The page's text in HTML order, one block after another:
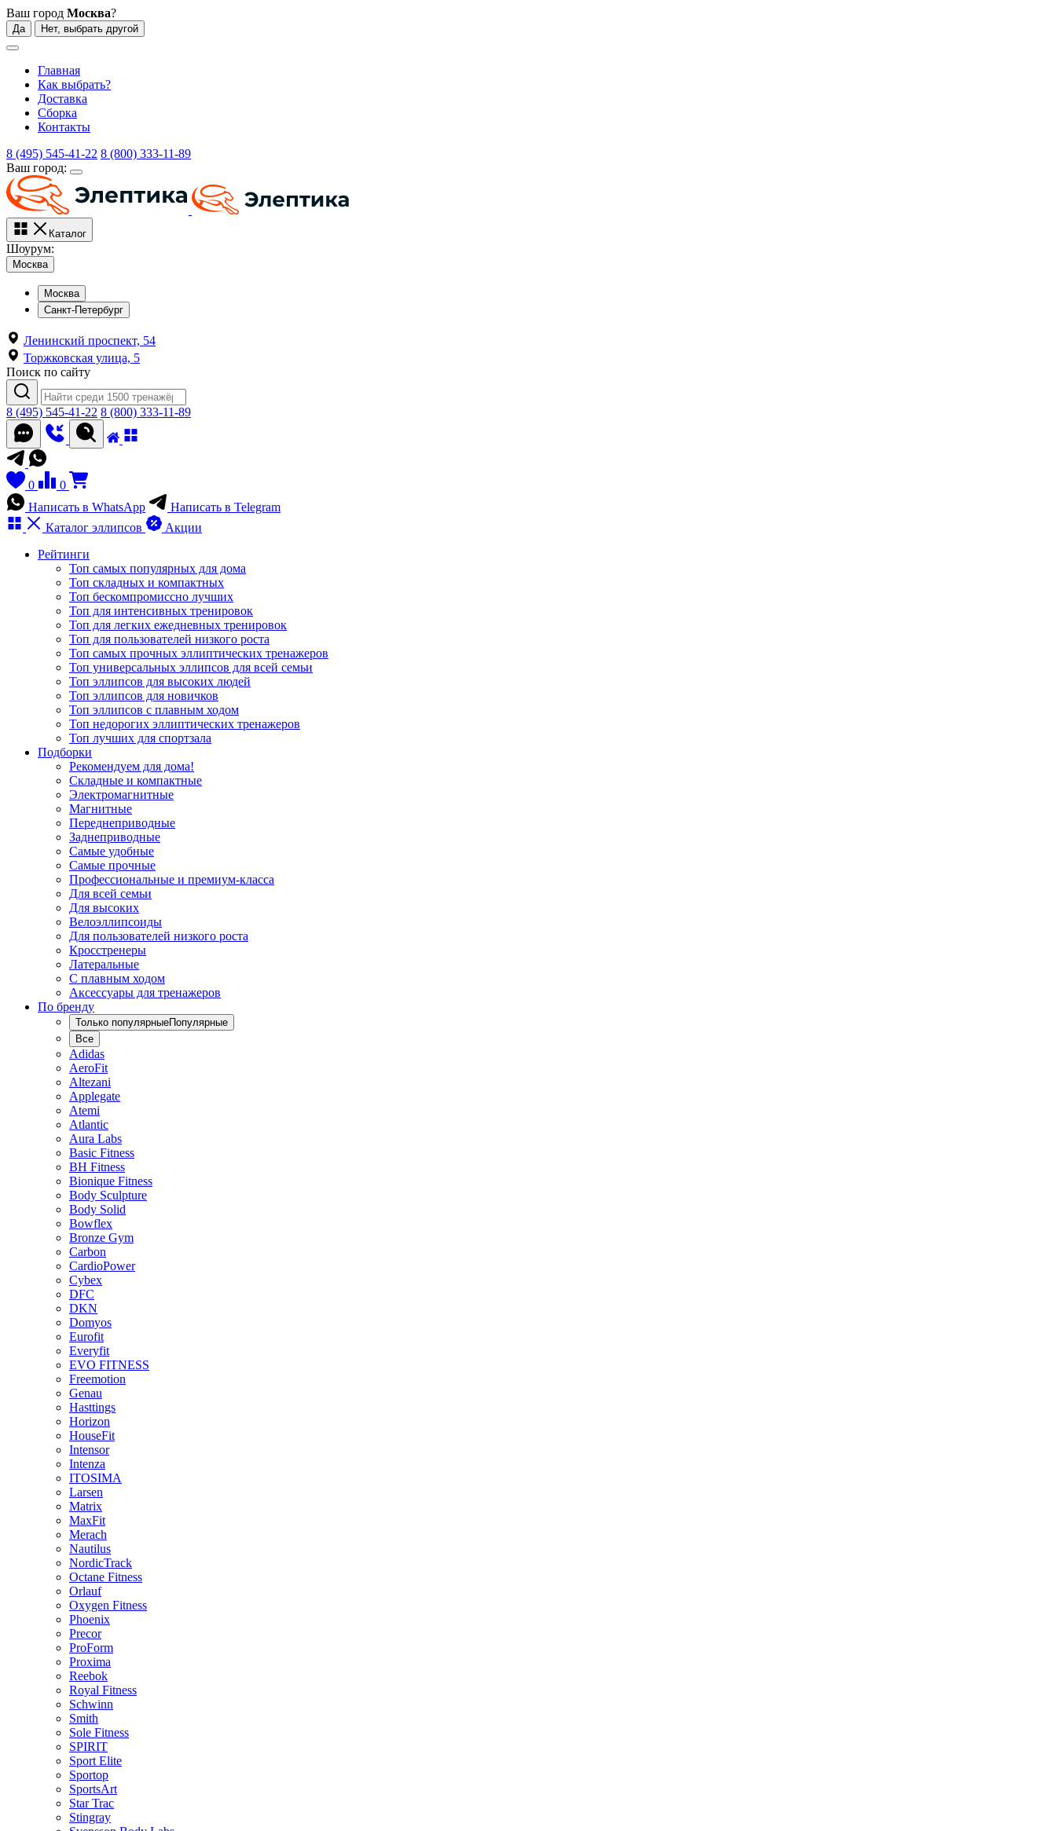
Ваш город Москва?
Да Нет, выбрать другой
Главная
Как выбрать?
Доставка
Сборка
Контакты
8 (495) 545-41-22 8 (800) 333-11-89
Ваш город:
Каталог
Шоурум:
Москва
Москва
Санкт-Петербург
Ленинский проспект, 54
Торжковская улица, 5
Поиск по сайту
8 (495) 545-41-22 8 (800) 333-11-89
0
0
Написать в WhatsApp
Написать в Telegram
Каталог эллипсов
Акции
Рейтинги
Топ самых популярных для дома
Топ складных и компактных
Топ бескомпромиссно лучших
Топ для интенсивных тренировок
Топ для легких ежедневных тренировок
Топ для пользователей низкого роста
Топ самых прочных эллиптических тренажеров
Топ универсальных эллипсов для всей семьи
Топ эллипсов для высоких людей
Топ эллипсов для новичков
Топ эллипсов с плавным ходом
Топ недорогих эллиптических тренажеров
Топ лучших для спортзала
Подборки
Рекомендуем для дома!
Складные и компактные
Электромагнитные
Магнитные
Переднеприводные
Заднеприводные
Самые удобные
Самые прочные
Профессиональные и премиум-класса
Для всей семьи
Для высоких
Велоэллипсоиды
Для пользователей низкого роста
Кросстренеры
Латеральные
С плавным ходом
Аксессуары для тренажеров
По бренду
Только популярныеПопулярные
Все
Adidas
AeroFit
Altezani
Applegate
Atemi
Atlantic
Aura Labs
Basic Fitness
BH Fitness
Bionique Fitness
Body Sculpture
Body Solid
Bowflex
Bronze Gym
Carbon
CardioPower
Cybex
DFC
DKN
Domyos
Eurofit
Everyfit
EVO FITNESS
Freemotion
Genau
Hasttings
Horizon
HouseFit
Intensor
Intenza
ITOSIMA
Larsen
Matrix
MaxFit
Merach
Nautilus
NordicTrack
Octane Fitness
Orlauf
Oxygen Fitness
Phoenix
Precor
ProForm
Proxima
Reebok
Royal Fitness
Schwinn
Smith
Sole Fitness
SPIRIT
Sport Elite
Sportop
SportsArt
Star Trac
Stingray